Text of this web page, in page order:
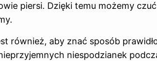
piersi. Dzięki temu możemy
również, aby znać sposób
niespodzianek